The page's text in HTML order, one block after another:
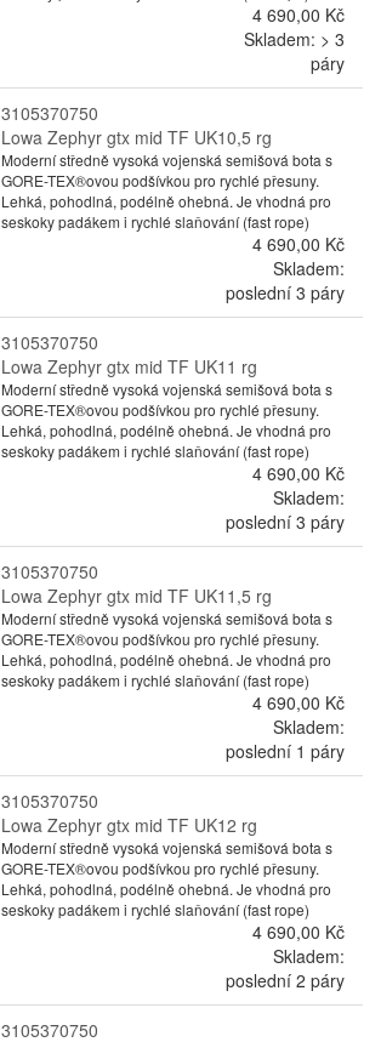
4 690,00 Kč
Skladem: > 3
páry
3105370750
Lowa Zephyr gtx mid TF UK10,5 rg
Moderní středně vysoká vojenská semišová bota s
GORE-TEX®ovou podšívkou pro rychlé přesuny.
Lehká, pohodlná, podélně ohebná. Je vhodná pro
seskoky padákem i rychlé slaňování (fast rope)
4 690,00 Kč
Skladem:
poslední 3 páry
3105370750
Lowa Zephyr gtx mid TF UK11 rg
Moderní středně vysoká vojenská semišová bota s
GORE-TEX®ovou podšívkou pro rychlé přesuny.
Lehká, pohodlná, podélně ohebná. Je vhodná pro
seskoky padákem i rychlé slaňování (fast rope)
4 690,00 Kč
Skladem:
poslední 3 páry
3105370750
Lowa Zephyr gtx mid TF UK11,5 rg
Moderní středně vysoká vojenská semišová bota s
GORE-TEX®ovou podšívkou pro rychlé přesuny.
Lehká, pohodlná, podélně ohebná. Je vhodná pro
seskoky padákem i rychlé slaňování (fast rope)
4 690,00 Kč
Skladem:
poslední 1 páry
3105370750
Lowa Zephyr gtx mid TF UK12 rg
Moderní středně vysoká vojenská semišová bota s
GORE-TEX®ovou podšívkou pro rychlé přesuny.
Lehká, pohodlná, podélně ohebná. Je vhodná pro
seskoky padákem i rychlé slaňování (fast rope)
4 690,00 Kč
Skladem:
poslední 2 páry
3105370750